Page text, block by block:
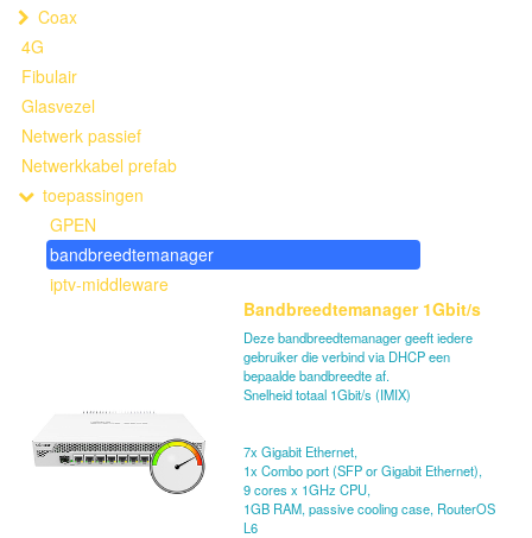
Coax
4G
Fibulair
Glasvezel
Netwerk passief
Netwerkkabel prefab
toepassingen
GPEN
bandbreedtemanager
iptv-middleware
Bandbreedtemanager 1Gbit/s
Deze bandbreedtemanager geeft iedere
gebruiker die verbind via DHCP een
bepaalde bandbreedte af.
Snelheid totaal 1Gbit/s (IMIX)
7x Gigabit Ethernet,
1x Combo port (SFP or Gigabit Ethernet),
9 cores x 1GHz CPU,
1GB RAM, passive cooling case, RouterOS
L6